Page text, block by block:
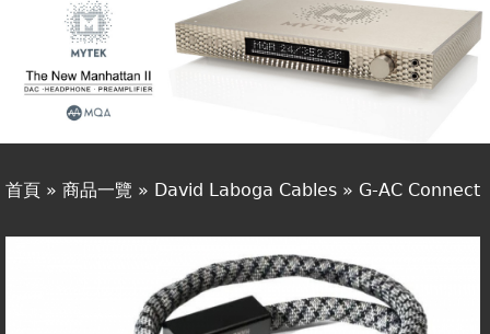
表
單
商品一覽
二手專區
視聽專欄
購物須知
您
首頁 » 商品一覽 » David Laboga Cables » G-AC Connect